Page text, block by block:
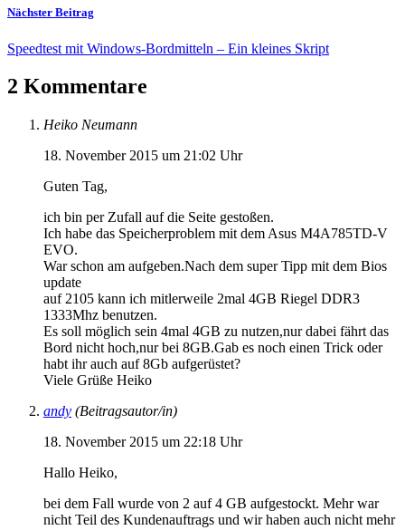
Nächster Beitrag
Speedtest mit Windows-Bordmitteln – Ein kleines Skript
2 Kommentare
Heiko Neumann
18. November 2015 um 21:02 Uhr
Guten Tag,
ich bin per Zufall auf die Seite gestoßen.
Ich habe das Speicherproblem mit dem Asus M4A785TD-V
EVO.
War schon am aufgeben.Nach dem super Tipp mit dem Bios
update
auf 2105 kann ich mitlerweile 2mal 4GB Riegel DDR3
1333Mhz benutzen.
Es soll möglich sein 4mal 4GB zu nutzen,nur dabei fährt das
Bord nicht hoch,nur bei 8GB.Gab es noch einen Trick oder
habt ihr auch auf 8Gb aufgerüstet?
Viele Grüße Heiko
andy (Beitragsautor/in)
18. November 2015 um 22:18 Uhr
Hallo Heiko,
bei dem Fall wurde von 2 auf 4 GB aufgestockt. Mehr war
nicht Teil des Kundenauftrags und wir haben auch nicht mehr